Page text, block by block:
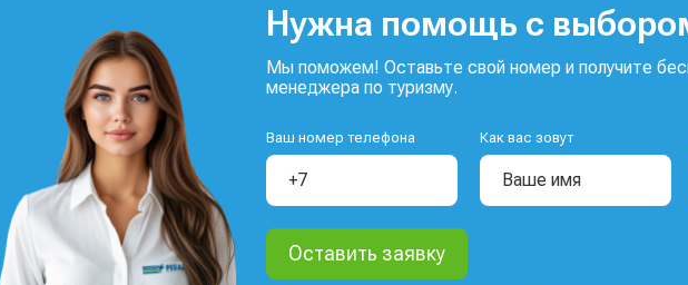
Нужна помощь с
Мы поможем! Оставьте свой номер и получите
менеджера по туризму.
Ваш номер телефона Как вас зовут